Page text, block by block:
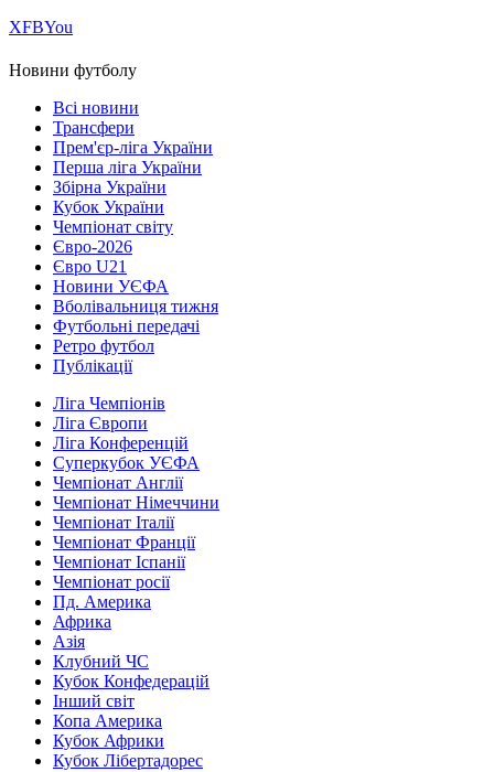
ХFBYou
Новини футболу
Всі новини
Трансфери
Прем'єр-ліга України
Перша ліга України
Збірна України
Кубок України
Чемпіонат світу
Євро-2026
Євро U21
Новини УЄФА
Вболівальниця тижня
Футбольні передачі
Ретро футбол
Публікації
Ліга Чемпіонів
Ліга Європи
Ліга Конференцій
Суперкубок УЄФА
Чемпіонат Англії
Чемпіонат Німеччини
Чемпіонат Італії
Чемпіонат Франції
Чемпіонат Іспанії
Чемпіонат росії
Пд. Америка
Африка
Азія
Клубний ЧС
Кубок Конфедерацій
Інший світ
Копа Америка
Кубок Африки
Кубок Лібертадорес